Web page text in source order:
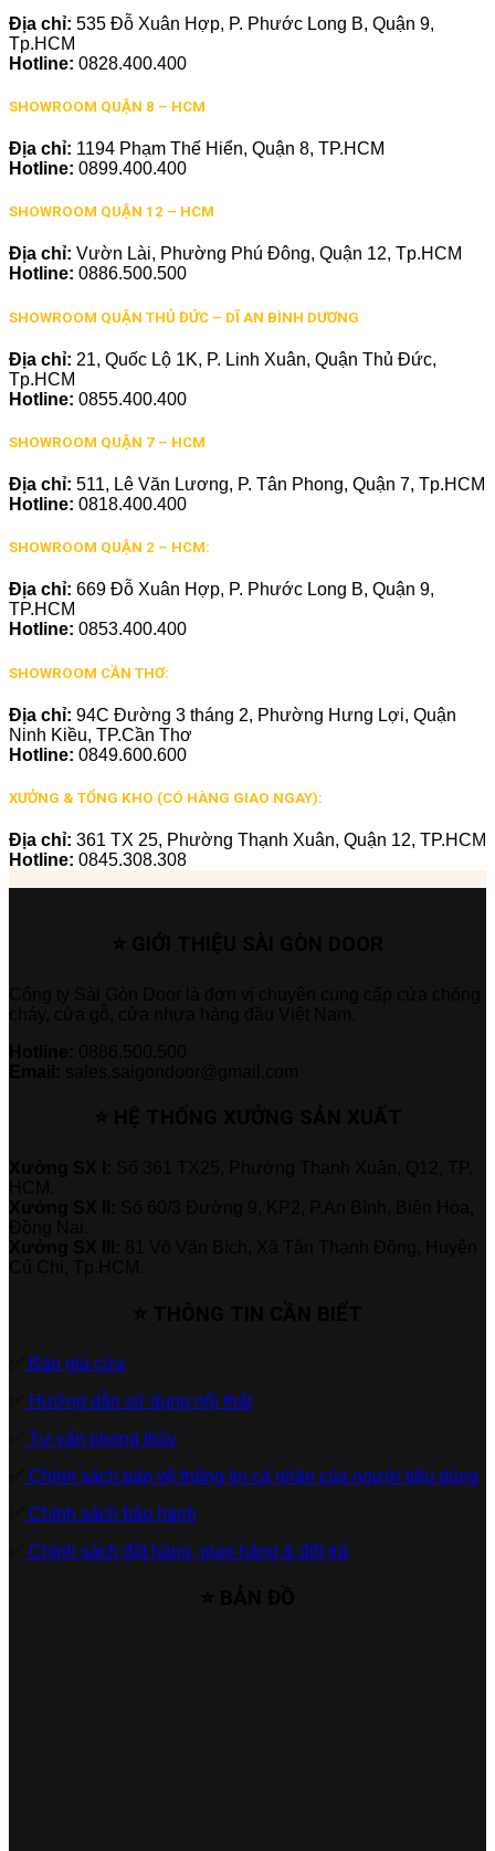
Địa chỉ: 535 Đỗ Xuân Hợp, P. Phước Long B, Quận 9,
Tp.HCM
Hotline: 0828.400.400
SHOWROOM QUẬN 8 – HCM
Địa chỉ: 1194 Phạm Thế Hiển, Quận 8, TP.HCM
Hotline: 0899.400.400
SHOWROOM QUẬN 12 – HCM
Địa chỉ: Vườn Lài, Phường Phú Đông, Quận 12, Tp.HCM
Hotline: 0886.500.500
SHOWROOM QUẬN THỦ ĐỨC – DĨ AN BÌNH DƯƠNG
Địa chỉ: 21, Quốc Lộ 1K, P. Linh Xuân, Quận Thủ Đức,
Tp.HCM
Hotline: 0855.400.400
SHOWROOM QUẬN 7 – HCM
Địa chỉ: 511, Lê Văn Lương, P. Tân Phong, Quận 7, Tp.HCM
Hotline: 0818.400.400
SHOWROOM QUẬN 2 – HCM:
Địa chỉ: 669 Đỗ Xuân Hợp, P. Phước Long B, Quận 9,
TP.HCM
Hotline: 0853.400.400
SHOWROOM CẦN THƠ:
Địa chỉ: 94C Đường 3 tháng 2, Phường Hưng Lợi, Quận
Ninh Kiều, TP.Cần Thơ
Hotline: 0849.600.600
XƯỞNG & TỔNG KHO (CÓ HÀNG GIAO NGAY):
Địa chỉ: 361 TX 25, Phường Thạnh Xuân, Quận 12, TP.HCM
Hotline: 0845.308.308
Báo giá cửa
Hướng dẫn sử dụng nội thất
Tư vấn phong thủy
Chính sách bảo vệ thông tin cá nhân của người tiêu dùng
Chính sách bảo hành
Chính sách đặt hàng, giao hàng & đổi trả